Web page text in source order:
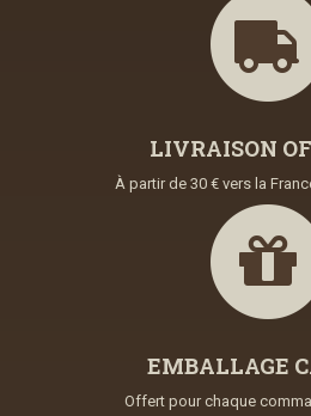
LIVRAISON
À partir de 30 € vers la
EMBALLAGE
Offert pour chaque